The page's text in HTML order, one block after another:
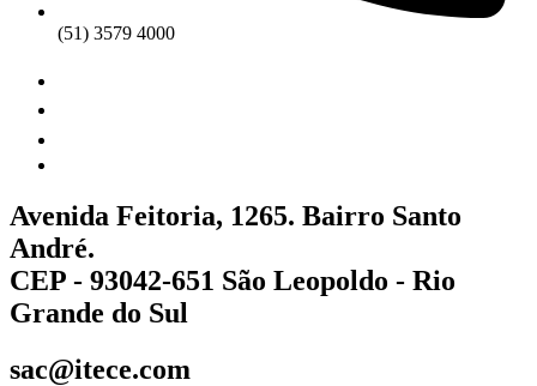
(51) 3579 4000
Avenida Feitoria, 1265. Bairro Santo
André.
CEP - 93042-651 São Leopoldo - Rio
Grande do Sul
sac@itece.com